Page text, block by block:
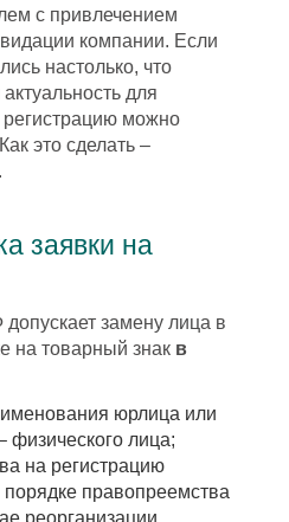
с привлечением
компании. Если
настолько, что
для
регистрацию можно
это сделать –
заявки на
замену лица в
на товарный знак в
юрлица или
физического лица;
на регистрацию
порядке правопреемства
реорганизации